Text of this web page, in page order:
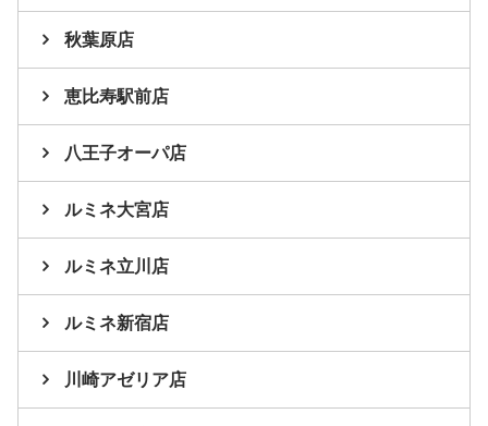
秋葉原店
恵比寿駅前店
八王子オーパ店
ルミネ大宮店
ルミネ立川店
ルミネ新宿店
川崎アゼリア店